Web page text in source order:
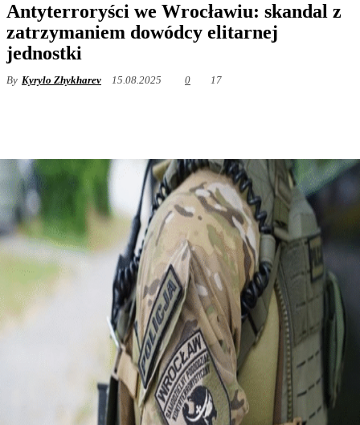
Antyterroryści we Wrocławiu: skandal z
zatrzymaniem dowódcy elitarnej
jednostki
By Kyrylo Zhykharev 15.08.2025 0 17